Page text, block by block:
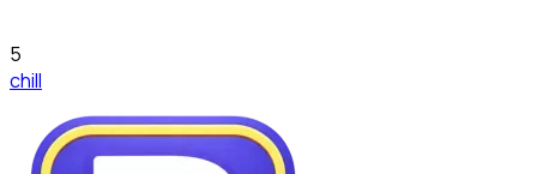
5
chill